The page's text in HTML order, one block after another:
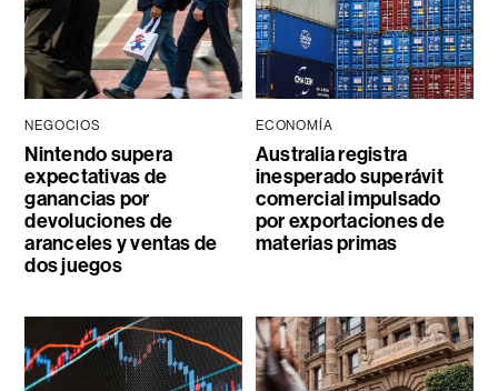
NEGOCIOS
Nintendo supera
expectativas de
ganancias por
devoluciones de
aranceles y ventas de
dos juegos
ECONOMÍA
Australia registra
inesperado superávit
comercial impulsado
por exportaciones de
materias primas